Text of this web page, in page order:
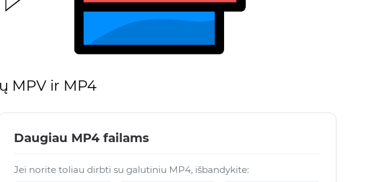
MPV ir MP4
Daugiau MP4 failams
Jei norite toliau dirbti su galutiniu MP4, išbandykite: